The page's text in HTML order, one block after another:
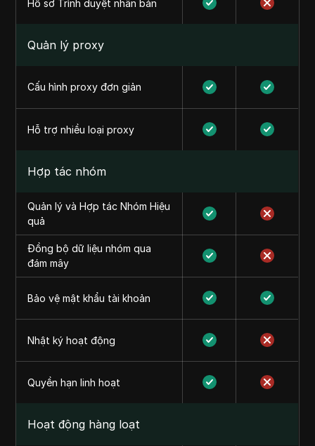
Hồ sơ Trình duyệt nhân bản
Quản lý proxy
Cấu hình proxy đơn giản
Hỗ trợ nhiều loại proxy
Hợp tác nhóm
Quản lý và Hợp tác Nhóm Hiệu
quả
Đồng bộ dữ liệu nhóm qua
đám mây
Bảo vệ mật khẩu tài khoản
Nhật ký hoạt động
Quyền hạn linh hoạt
Hoạt động hàng loạt